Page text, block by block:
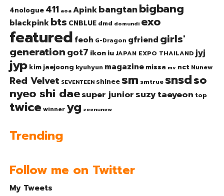
4nologue 411 aoa Apinkbangtanbigbang
blackpinkbts CNBLUE dmd domundi exo
featured feoh G-Dragon gfriend girls'
generationgot7 ikoniu JAPAN EXPO THAILAND jyj
jyp kim jaejoong kyuhyun magazine missa mv nct Nunew
Red Velvet SEVENTEEN shinee sm smtrue snsdso
nyeo shi daesuper junior suzytaeyeon top
twice winner yg zeenunew
Trending
Follow me on Twitter
My Tweets